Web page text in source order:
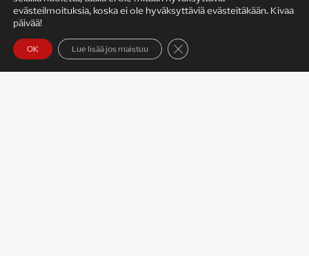
evästeilmoituksia, koska ei ole hyväksyttäviä evästeitäkään. Kivaa
päivää!
OK Lue lisää jos maistuu Sulje evästebanneri